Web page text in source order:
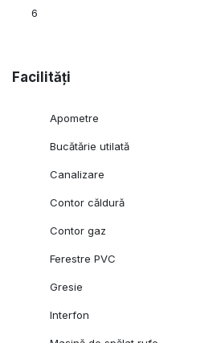
6
Facilități
Apometre
Bucătărie utilată
Canalizare
Contor căldură
Contor gaz
Ferestre PVC
Gresie
Interfon